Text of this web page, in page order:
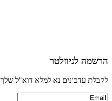
הרשמה לניוזלטר
לקבלת עדכונים נא למלא דוא"ל שלך